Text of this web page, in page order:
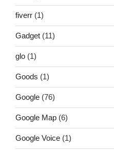
fiverr (1)
Gadget (11)
glo (1)
Goods (1)
Google (76)
Google Map (6)
Google Voice (1)